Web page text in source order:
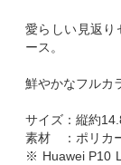
愛らしい見返り
ース。
鮮やかなフルカ
サイズ：縦約
素材 ：ポリカ
※ Huawei P10